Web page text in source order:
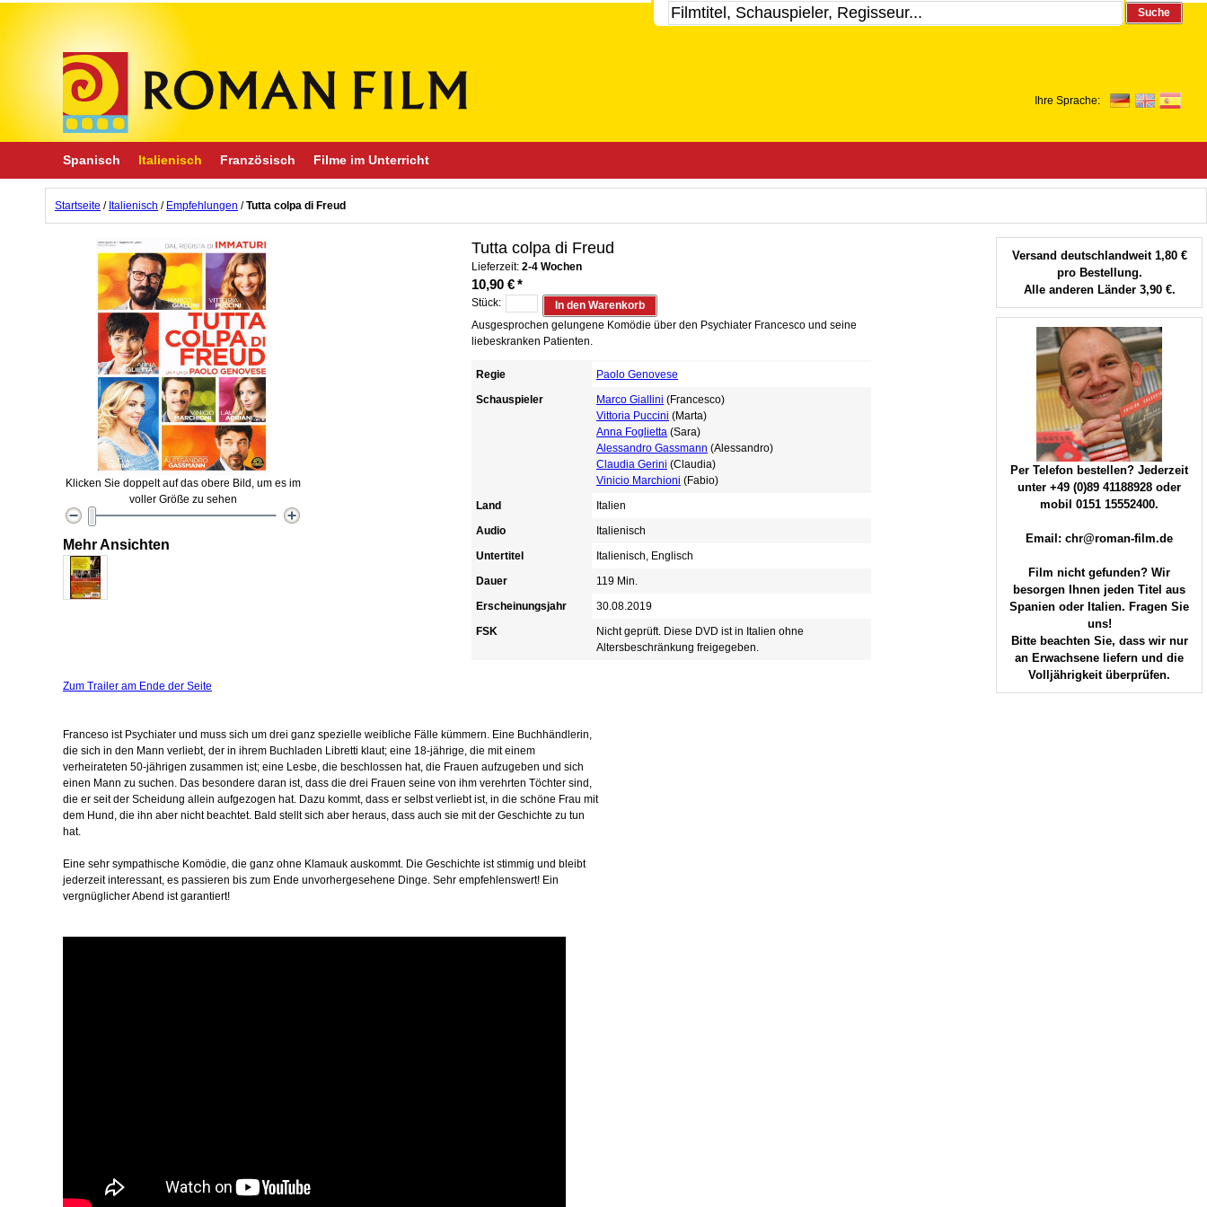
Suche
Ihre Sprache:
Spanisch Italienisch Französisch Filme im Unterricht
Startseite / Italienisch / Empfehlungen /Tutta colpa di Freud
Versand deutschlandweit 1,80 €
pro Bestellung.
Alle anderen Länder 3,90 €.
Per Telefon bestellen? Jederzeit
unter +49 (0)89 41188928 oder
mobil 0151 15552400.
Email: chr@roman-film.de
Film nicht gefunden? Wir
besorgen Ihnen jeden Titel aus
Spanien oder Italien. Fragen Sie
uns!
Bitte beachten Sie, dass wir nur
an Erwachsene liefern und die
Volljährigkeit überprüfen.
Klicken Sie doppelt auf das obere Bild, um es im
voller Größe zu sehen
Mehr Ansichten
Tutta colpa di Freud
Lieferzeit: 2-4 Wochen
10,90 €*
Stück:
In den Warenkorb
Ausgesprochen gelungene Komödie über den Psychiater Francesco und seine
liebeskranken Patienten.
Regie
Paolo Genovese
Schauspieler
Marco Giallini (Francesco)
Vittoria Puccini (Marta)
Anna Foglietta (Sara)
Alessandro Gassmann (Alessandro)
Claudia Gerini (Claudia)
Vinicio Marchioni (Fabio)
Land
Italien
Audio
Italienisch
Untertitel
Italienisch, Englisch
Dauer
119 Min.
Erscheinungsjahr
30.08.2019
FSK
Nicht geprüft. Diese DVD ist in Italien ohne
Altersbeschränkung freigegeben.
Zum Trailer am Ende der Seite
Franceso ist Psychiater und muss sich um drei ganz spezielle weibliche Fälle kümmern. Eine Buchhändlerin,
die sich in den Mann verliebt, der in ihrem Buchladen Libretti klaut; eine 18-jährige, die mit einem
verheirateten 50-jährigen zusammen ist; eine Lesbe, die beschlossen hat, die Frauen aufzugeben und sich
einen Mann zu suchen. Das besondere daran ist, dass die drei Frauen seine von ihm verehrten Töchter sind,
die er seit der Scheidung allein aufgezogen hat. Dazu kommt, dass er selbst verliebt ist, in die schöne Frau mit
dem Hund, die ihn aber nicht beachtet. Bald stellt sich aber heraus, dass auch sie mit der Geschichte zu tun
hat.
Eine sehr sympathische Komödie, die ganz ohne Klamauk auskommt. Die Geschichte ist stimmig und bleibt
jederzeit interessant, es passieren bis zum Ende unvorhergesehene Dinge. Sehr empfehlenswert! Ein
vergnüglicher Abend ist garantiert!